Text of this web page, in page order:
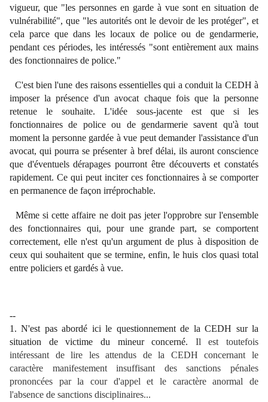
vigueur, que "les personnes en garde à vue sont en situation de
vulnérabilité", que "les autorités ont le devoir de les protéger", et
cela parce que dans les locaux de police ou de gendarmerie,
pendant ces périodes, les intéressés "sont entièrement aux mains
des fonctionnaires de police."
C'est bien l'une des raisons essentielles qui a conduit la CEDH à
imposer la présence d'un avocat chaque fois que la personne
retenue le souhaite. L'idée sous-jacente est que si les
fonctionnaires de police ou de gendarmerie savent qu'à tout
moment la personne gardée à vue peut demander l'assistance d'un
avocat, qui pourra se présenter à bref délai, ils auront conscience
que d'éventuels dérapages pourront être découverts et constatés
rapidement. Ce qui peut inciter ces fonctionnaires à se comporter
en permanence de façon irréprochable.
Même si cette affaire ne doit pas jeter l'opprobre sur l'ensemble
des fonctionnaires qui, pour une grande part, se comportent
correctement, elle n'est qu'un argument de plus à disposition de
ceux qui souhaitent que se termine, enfin, le huis clos quasi total
entre policiers et gardés à vue.
--
1. N'est pas abordé ici le questionnement de la CEDH sur la
situation de victime du mineur concerné.
Il est toutefois
intéressant de lire les attendus de la CEDH concernant le
caractère manifestement insuffisant des sanctions pénales
prononcées par la cour d'appel et le caractère anormal de
l'absence de sanctions disciplinaires...